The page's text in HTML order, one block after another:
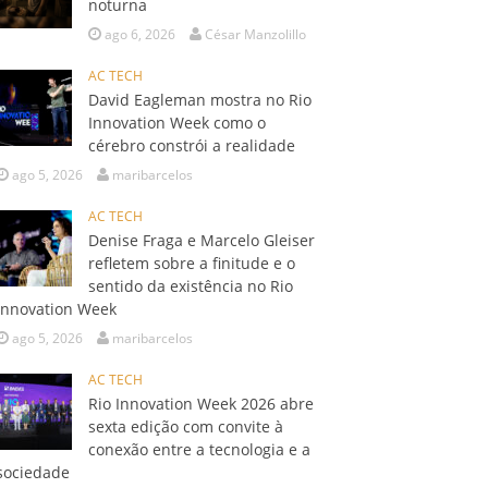
noturna
ago 6, 2026 César Manzolillo
AC TECH
David Eagleman mostra no Rio
Innovation Week como o
cérebro constrói a realidade
ago 5, 2026 maribarcelos
AC TECH
Denise Fraga e Marcelo Gleiser
refletem sobre a finitude e o
sentido da existência no Rio
Week
ago 5, 2026 maribarcelos
AC TECH
Rio Innovation Week 2026 abre
sexta edição com convite à
conexão entre a tecnologia e a